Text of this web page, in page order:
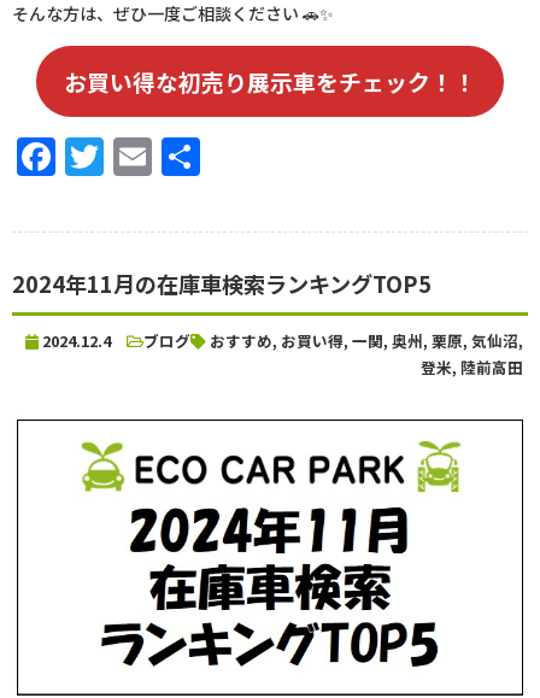
そんな方は、ぜひ一度ご相談ください 🚗✨
お買い得な初売り展示車をチェック！！
Facebook
Twitter
Email
2024年11月の在庫車検索ランキングTOP5
2024.12.4 ブログ おすすめ, お買い得, 一関, 奥州, 栗原, 気仙沼,
登米, 陸前高田